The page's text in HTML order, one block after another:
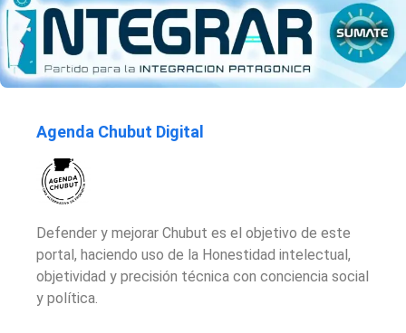
Agenda Chubut Digital
Defender y mejorar Chubut es el objetivo de este
portal, haciendo uso de la Honestidad intelectual,
objetividad y precisión técnica con conciencia social
y política.